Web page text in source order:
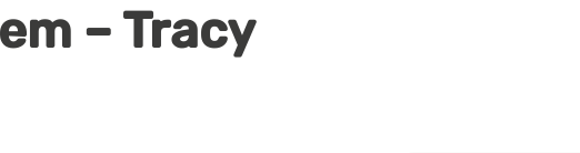
– Tracy